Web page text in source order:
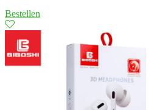
Bestellen